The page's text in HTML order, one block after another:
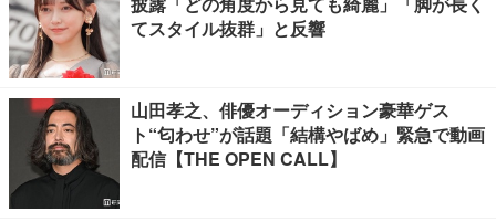
てスタイル抜群」と反響
山田孝之、俳優オーディション豪華ゲス
ト“匂わせ”が話題「結構やばめ」緊急で動画
配信【THE OPEN CALL】